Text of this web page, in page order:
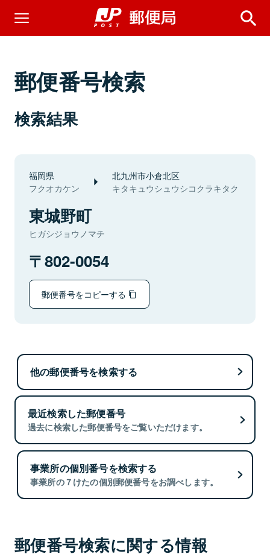
郵便番号検索
検索結果
福岡県
フクオカケン
北九州市小倉北区
キタキュウシュウシコクラキタク
東城野町
ヒガシジョウノマチ
802-0054
郵便番号をコピーする
他の郵便番号を検索する
最近検索した郵便番号
過去に検索した郵便番号をご覧いただけます。
事業所の個別番号を検索する
事業所の７けたの個別郵便番号をお調べします。
郵便番号検索に関する情報